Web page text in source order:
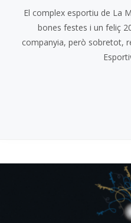
El complex esportiu de La
bones festes i un feliç
companyia, però sobretot,